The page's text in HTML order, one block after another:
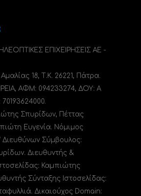
ΕΠΙΧΕΙΡΗΣΕΙΣ ΑΕ -
18, Τ.Κ. 26221, Πάτρα.
ΑΦΜ: 094233274, ΔΟΥ: A
Σπυρίδων, Πέττας
Ευγενία. Νόμιμος
Σύμβουλος:
Διευθυντής &
Καμπιώτης
Σύνταξης Ιστοσελίδας:
Δικαιούχος Domain: